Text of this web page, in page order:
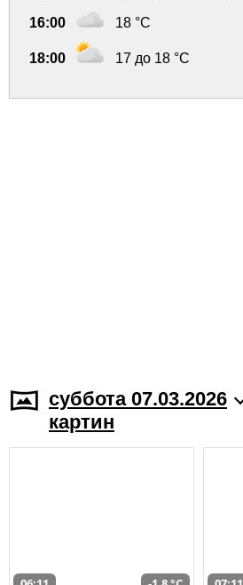
16:00 18 °C
18:00 17 до 18 °C
суббота 07.03.2026
картин